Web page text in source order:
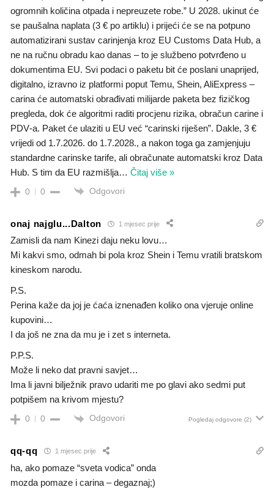
ogromnih količina otpada i nepreuzete robe.” U 2028. ukinut će
se paušalna naplata (3 € po artiklu) i prijeći će se na potpuno
automatizirani sustav carinjenja kroz EU Customs Data Hub, a
ne na ručnu obradu kao danas – to je službeno potvrđeno u
dokumentima EU. Svi podaci o paketu bit će poslani unaprijed,
digitalno, izravno iz platformi poput Temu, Shein, AliExpress –
carina će automatski obrađivati milijarde paketa bez fizičkog
pregleda, dok će algoritmi raditi procjenu rizika, obračun carine i
PDV‑a. Paket će ulaziti u EU već “carinski riješen”. Dakle, 3 €
vrijedi od 1.7.2026. do 1.7.2028., a nakon toga ga zamjenjuju
standardne carinske tarife, ali obračunate automatski kroz Data
Hub. S tim da EU razmišlja… Čitaj više »
0 0 Odgovori
onaj najglu...Dalton 1 mjesec prije
Zamisli da nam Kinezi daju neku lovu…
Mi kakvi smo, odmah bi pola kroz Shein i Temu vratili bratskom
kineskom narodu.
P.S.
Perina kaže da joj je ćaća iznenađen koliko ona vjeruje online
kupovini…
I da još ne zna da mu je i zet s interneta.
P.P.S.
Može li neko dat pravni savjet…
Ima li javni bilježnik pravo udariti me po glavi ako sedmi put
potpišem na krivom mjestu?
0 0 Odgovori Pogledaj odgovore (2)
qq-qq 1 mjesec prije
ha, ako pomaze “sveta vodica” onda
mozda pomaze i carina – degaznaj;)